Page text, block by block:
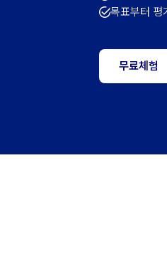
목표부터 평
무료체험